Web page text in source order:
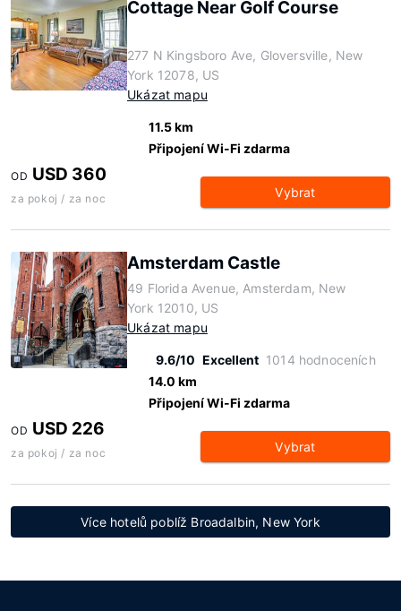
Cottage Near Golf Course
277 N Kingsboro Ave, Gloversville, New
York 12078, US
Ukázat mapu
11.5 km
Připojení Wi-Fi zdarma
OD USD 360
za pokoj / za noc Vybrat
Amsterdam Castle
49 Florida Avenue, Amsterdam, New
York 12010, US
Ukázat mapu
9.6/10 Excellent 1014 hodnoceních
14.0 km
Připojení Wi-Fi zdarma
OD USD 226
za pokoj / za noc Vybrat
Více hotelů poblíž Broadalbin, New York